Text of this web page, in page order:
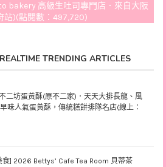
bakery 高級生吐司專門店．來自大阪
站)(點閱數：497,720)
TRENDING ARTICLES
二坊蛋黃酥(原不二家)．天天大排長龍、風
味人氣蛋黃酥，傳統糕餅排隊名店(線上：
食] 2026 Bettys’ Cafe Tea Room 貝蒂茶